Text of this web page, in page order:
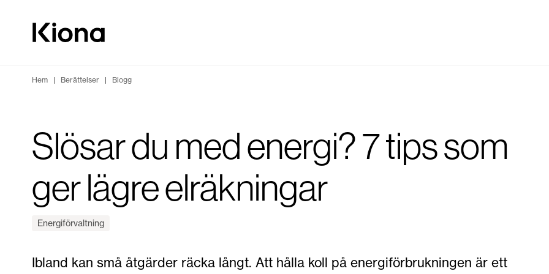
Gå till hemsidan
Hem | Berättelser | Blogg
Slösar du med energi? 7 tips som
ger lägre elräkningar
Energiförvaltning
Ibland kan små åtgärder räcka långt. Att hålla koll på energiförbrukningen är ett